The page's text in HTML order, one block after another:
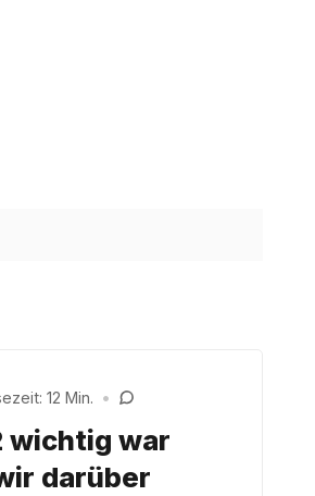
12 Min. •
wichtig war
darüber